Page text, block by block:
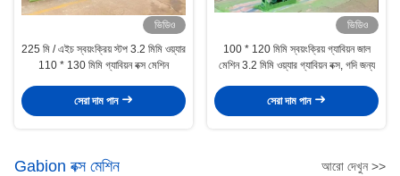
ভিডিও
225 মি / এইচ স্বয়ংক্রিয় স্টপ 3.2 মিমি ওয়্যার
110 * 130 মিমি গ্যাবিয়ন বক্স মেশিন
সেরা দাম পান
ভিডিও
100 * 120 মিমি স্বয়ংক্রিয় গ্যাবিয়ন জাল
মেশিন 3.2 মিমি ওয়্যার গ্যাবিয়ন বক্স, গদি জন্য
সেরা দাম পান
Gabion বক্স মেশিন আরো দেখুন >>